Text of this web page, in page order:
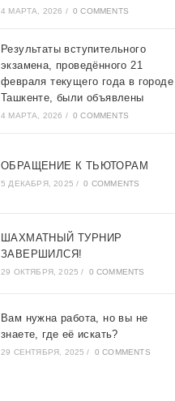
4 МАРТА, 2026 / 0 COMMENTS
Результаты вступительного
экзамена, проведённого 21
февраля текущего года в городе
Ташкентe, были объявлены
4 МАРТА, 2026 / 0 COMMENTS
ОБРАЩЕНИЕ К ТЬЮТОРАМ
5 ДЕКАБРЯ, 2025 / 0 COMMENTS
ШАХМАТНЫЙ ТУРНИР
ЗАВЕРШИЛСЯ!
29 ОКТЯБРЯ, 2025 / 0 COMMENTS
Вам нужна работа, но вы не
знаете, где её искать?
29 СЕНТЯБРЯ, 2025 / 0 COMMENTS